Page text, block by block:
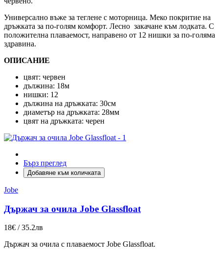
Универсално въже за теглене с моторница. Меко покритие на
дръжката за по-голям комфорт. Лесно закачане към лодката. С
положителна плаваемост, направено от 12 нишки за по-голяма
здравина.
ОПИСАНИЕ
цвят: червен
дължина: 18м
нишки: 12
дължина на дръжката: 30см
диаметър на дръжката: 28мм
цвят на дръжката: черен
Бърз преглед
Добавяне към количката
Jobe
Държач за очила Jobe Glassfloat
18€ / 35.2лв
Държач за очила с плаваемост Jobe Glassfloat.